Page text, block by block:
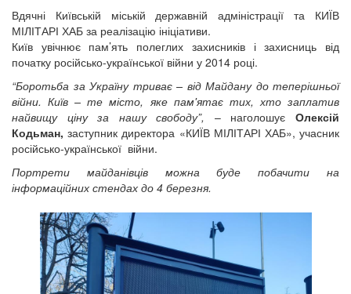
Вдячні Київській міській державній адміністрації та КИЇВ
МІЛІТАРІ ХАБ за реалізацію ініціативи.
Київ увічнює пам’ять полеглих захисників і захисниць від
початку російсько-української війни у 2014 році.
“Боротьба за Україну триває – від Майдану до теперішньої
війни. Київ – те місто, яке пам'ятає тих, хто заплатив
найвищу ціну за нашу свободу”,
– наголошуєОлексій
Кодьман, заступник директора «КИЇВ МІЛІТАРІ ХАБ», учасник
російсько-української війни.
Портрети майданівців можна буде побачити на
інформаційних стендах до 4 березня.